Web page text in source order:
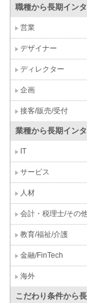
職種から長期イン
営業
デザイナー
ディレクター
企画
接客/販売/受付
業種から長期イン
IT
サービス
人材
会計・税理士/その
教育/福祉/介護
金融/FinTech
海外
こだわり条件から